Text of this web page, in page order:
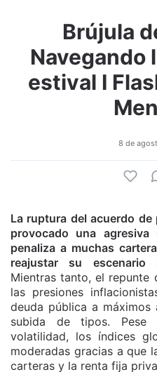
Brújula
Navegando
estival I
8 de
La ruptura del acuerdo de
provocado una
penaliza a muchas
reajustar su
Mientras tanto, el repunte
las presiones
deuda pública a máximos
subida de tipos.
volatilidad, los índices
moderadas gracias a que
carteras y la renta fija